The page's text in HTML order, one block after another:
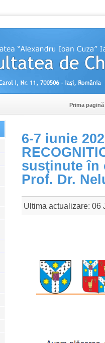
Prima pagină
6-7 iunie
susţinute în
Prof. Dr.
Ultima actualizare: 06